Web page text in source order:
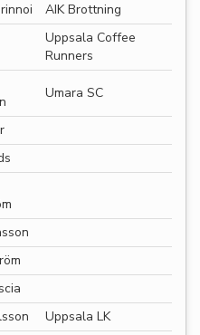
AIK Brottning
Uppsala Coffee
Runners
Umara SC
Uppsala LK